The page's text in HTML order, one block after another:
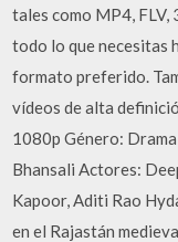
tales como MP4, FLV,
todo lo que necesitas
formato preferido.
vídeos de alta
1080p Género:
Bhansali Actores:
Kapoor, Aditi Rao
en el Rajastán